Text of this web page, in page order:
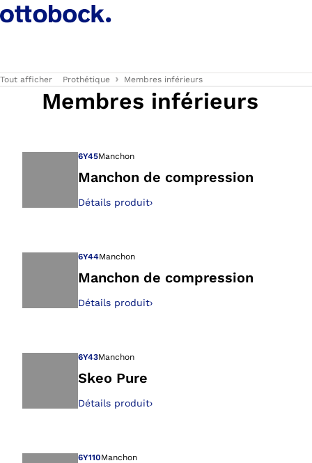
Tout afficher Prothétique Membres inférieurs
Membres inférieurs
6Y45Manchon
Manchon de compression
Détails produit›
6Y44Manchon
Manchon de compression
Détails produit›
6Y43Manchon
Skeo Pure
Détails produit›
6Y110Manchon